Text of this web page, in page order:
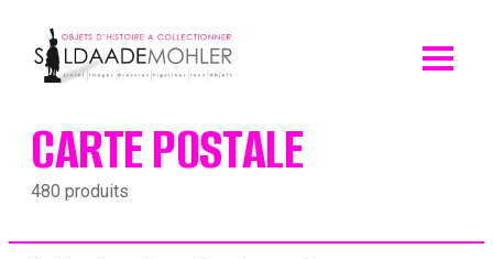
content
CARTE POSTALE
480 produits